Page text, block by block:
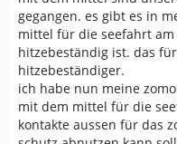
gegangen. es gibt es in
mittel für die seefahrt
hitzebeständig ist. das
hitzebeständiger.
ich habe nun meine
mit dem mittel für die
kontakte aussen für das